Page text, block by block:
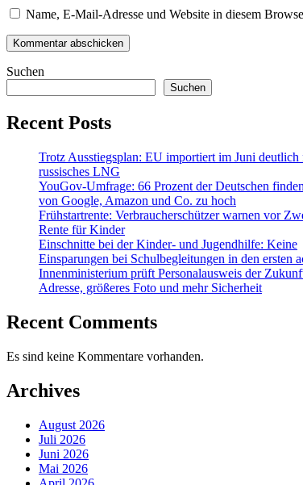
Name, E-Mail-Adresse und Website in diesem
Suchen
Suchen
Recent Posts
Trotz Ausstiegsplan: EU importiert im Juni deutlich
russisches LNG
YouGov-Umfrage: 66 Prozent der Deutschen
von Google, Amazon und Co. zu hoch
Frühstartrente: Verbraucherschützer warnen vor
Rente für Kinder
Einschnitte bei der Kinder- und Jugendhilfe: Keine
Einsparungen bei Schulbegleitungen in den ersten
Innenministerium prüft Personalausweis der
Adresse, größeres Foto und mehr Sicherheit
Recent Comments
Es sind keine Kommentare vorhanden.
Archives
August 2026
Juli 2026
Juni 2026
Mai 2026